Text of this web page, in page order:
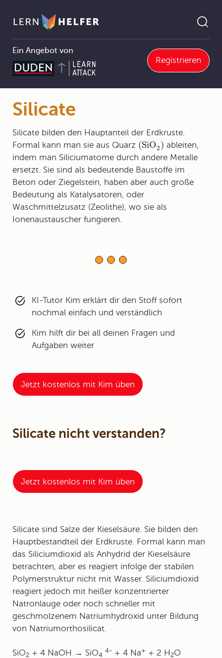
Ein Angebot von
Registrieren
Pfadnavigation
Chemie Abitur 10 Anwendungen der Chemie 10.1.7 Silicone, Silicate und Glas Silicate
Silicate
Silicate bilden den Hauptanteil der Erdkruste.
Formal kann man sie aus Quarz (SiO2 ) ableiten,
indem man Siliciumatome durch andere Metalle
ersetzt. Sie sind als bedeutende Baustoffe im
Beton oder Ziegelstein, haben aber auch große
Bedeutung als Katalysatoren, oder
Waschmittelzusatz (Zeolithe), wo sie als
Ionenaustauscher fungieren.
KI-Tutor Kim erklärt dir den Stoff sofort
nochmal einfach und verständlich
Kim hilft dir bei all deinen Fragen und
Aufgaben weiter
Jetzt kostenlos mit Kim üben
Silicate nicht verstanden?
Jetzt kostenlos mit Kim üben
Silicate sind Salze der Kieselsäure. Sie bilden den
Hauptbestandteil der Erdkruste. Formal kann man
das Siliciumdioxid als Anhydrid der Kieselsäure
betrachten, aber es reagiert infolge der stabilen
Polymerstruktur nicht mit Wasser. Siliciumdioxid
reagiert jedoch mit heißer konzentrierter
Natronlauge oder noch schneller mit
geschmolzenem Natriumhydroxid unter Bildung
von Natriumorthosilicat.
SiO2 + 4 NaOH → SiO4
4- + 4 Na+ + 2 H2O